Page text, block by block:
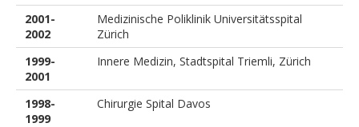
2001-
2002
Medizinische Poliklinik Universitätsspital
Zürich
1999-
2001
Innere Medizin, Stadtspital Triemli, Zürich
1998-
1999
Chirurgie Spital Davos